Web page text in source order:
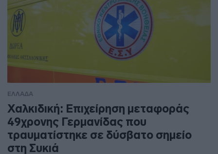
ΕΛΛΑΔΑ
Χαλκιδική: Επιχείρηση μεταφοράς
49χρονης Γερμανίδας που
τραυματίστηκε σε δύσβατο σημείο
στη Συκιά